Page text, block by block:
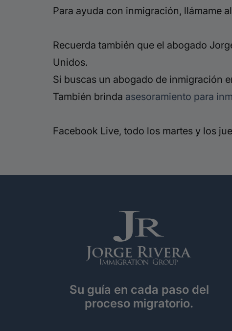
Para ayuda con inmigración, llámame al
Recuerda también que el abogado
Unidos.
Si buscas un abogado de inmigración
También brinda asesoramiento para
Facebook Live, todo los martes y los
Su guía en cada paso del
proceso migratorio.